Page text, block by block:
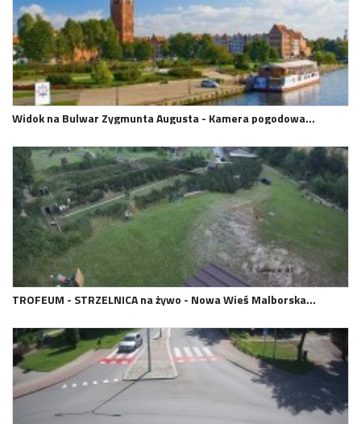
Widok na Bulwar Zygmunta Augusta - Kamera pogodowa…
TROFEUM - STRZELNICA na żywo - Nowa Wieś Malborska…